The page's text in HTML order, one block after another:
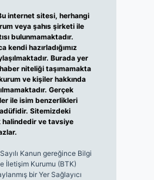
internet sitesi, herhangi
veya şahıs şirketi ile
bulunmamaktadır.
kendi hazırladığımız
Burada yer
niteliği taşımamakta
ve kişiler hakkında
Gerçek
ile isim benzerlikleri
Sitemizdeki
ve tavsiye
Kanun gereğince Bilgi
İletişim Kurumu (BTK)
bir Yer Sağlayıcı